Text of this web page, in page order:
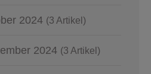
2024 (3 Artikel)
2024 (3 Artikel)